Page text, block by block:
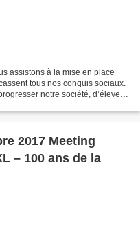
assistons à la mise en place
tous nos conquis sociaux.
notre société, d’élever
2017 Meeting
– 100 ans de la